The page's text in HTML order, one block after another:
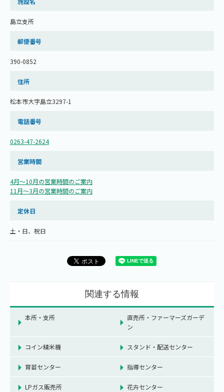
島立支所
郵便番号
390-0852
住所
松本市大字島立3297-1
電話番号
0263-47-2624
営業時間
4月～10月の営業時間のご案内
11月～3月の営業時間のご案内
定休日
土・日、祝日
関連する情報
本所・支所
直売所・ファーマーズガーデ
ン
コイン精米機 スタンド・配送センター
育苗センター 指導センター
LPガス販売所 花卉センター